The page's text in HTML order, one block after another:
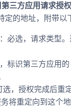
三方应用请求授
的地址，附带以
必选，请求类型
标识第三方应用
，授权完成后重
将重定向到这个